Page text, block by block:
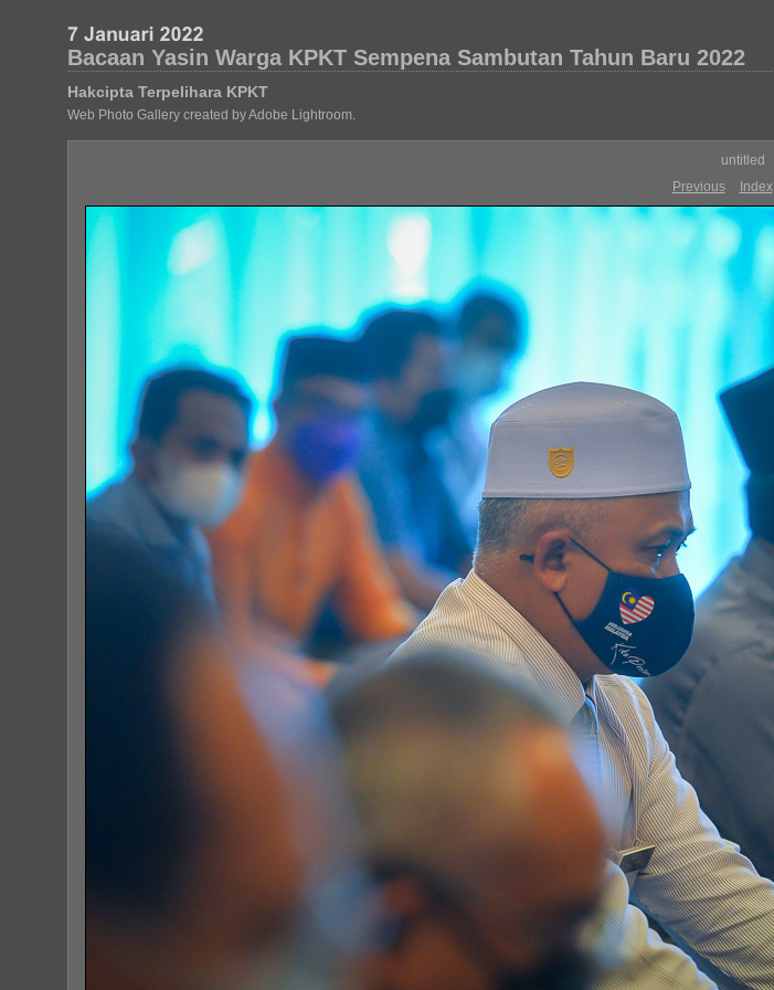
Bacaan Yasin Warga KPKT Sempena Sambutan Tahun Baru 2022
Hakcipta Terpelihara KPKT
Web Photo Gallery created by Adobe Lightroom.
untitled
Previous
Index